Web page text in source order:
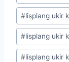
#lisplang ukir
#lisplang ukir
#lisplang ukir